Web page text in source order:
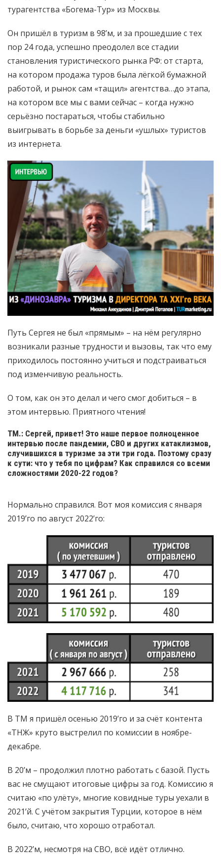
турагентства «Богема-Тур» из Москвы.
Он пришёл в туризм в 98’м, и за прошедшие с тех
пор 24 года, успешно преодолел все стадии
становления туристического рынка РФ: от старта,
на котором продажа туров была лёгкой бумажной
работой, и рынок сам «тащил» агентства…до этапа,
на котором все мы с вами сейчас – когда нужно
серьёзно постараться, чтобы стабильно
выигрывать в борьбе за деньги «ушлых» туристов
из интернета.
Путь Сергея не был «прямым» – на нём регулярно
возникали разные трудности и вызовы, так что ему
приходилось постоянно учиться и подстраиваться
под изменчивую реальность.
О том, как он это делал и чего смог добиться – в
этом интервью. Приятного чтения!
ТМ.: Сергей, привет! Это наше первое полноценное
интервью после пандемии, СВО и других катаклизмов,
случившихся в туризме за эти три года. Поэтому сразу
к сути: что у тебя по цифрам? Как справился со всеми
сложностями 2020-22 годов?
Нормально справился. Вот моя комиссия с января
2019’го по август 2022’го:
В ТМ я пришёл осенью 2019’го и за счёт контента
«ТНЖ» круто выстрелил по комиссии в ноябре-
декабре.
В 20’м – продолжил плотно работать с базой. Пусть
вас не смущают итоговые цифры за год. Комиссию я
считаю «по улёту», многие ковидные туры уехали в
2021’й. С учётом закрытия Турции, которое в нём
было, считаю, что хорошо отработал.
В 2022’м, несмотря на СВО, всё идёт отлично.